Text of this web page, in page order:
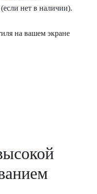
нет в наличии).
на вашем экране